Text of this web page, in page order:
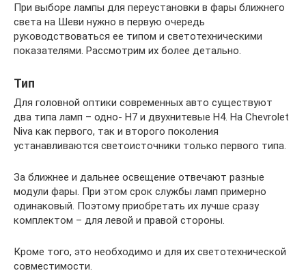
При выборе лампы для переустановки в фары ближнего
света на Шеви нужно в первую очередь
руководствоваться ее типом и светотехническими
показателями. Рассмотрим их более детально.
Тип
Для головной оптики современных авто существуют
два типа ламп – одно- Н7 и двухнитевые Н4. На Chevrolet
Niva как первого, так и второго поколения
устанавливаются светоисточники только первого типа.
За ближнее и дальнее освещение отвечают разные
модули фары. При этом срок службы ламп примерно
одинаковый. Поэтому приобретать их лучше сразу
комплектом – для левой и правой стороны.
Кроме того, это необходимо и для их светотехнической
совместимости.